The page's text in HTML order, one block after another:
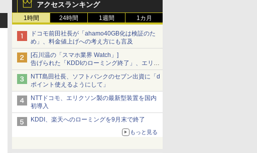
アクセスランキング
1時間 24時間 1週間 1カ月
ドコモ前田社長が「ahamo40GB化は検証のた
め」、料金値上げへの考え方にも言及
[石川温の「スマホ業界 Watch」]
告げられた「KDDIのローミング終了」、エリア
マップの落とし穴と楽天モバイルの課題
NTT島田社長、ソフトバンクのセブン出資に「d
ポイント使えるようにして」
NTTドコモ、エリクソン製の最新型装置を国内
初導入
KDDI、楽天へのローミングを9月末で終了
もっと見る